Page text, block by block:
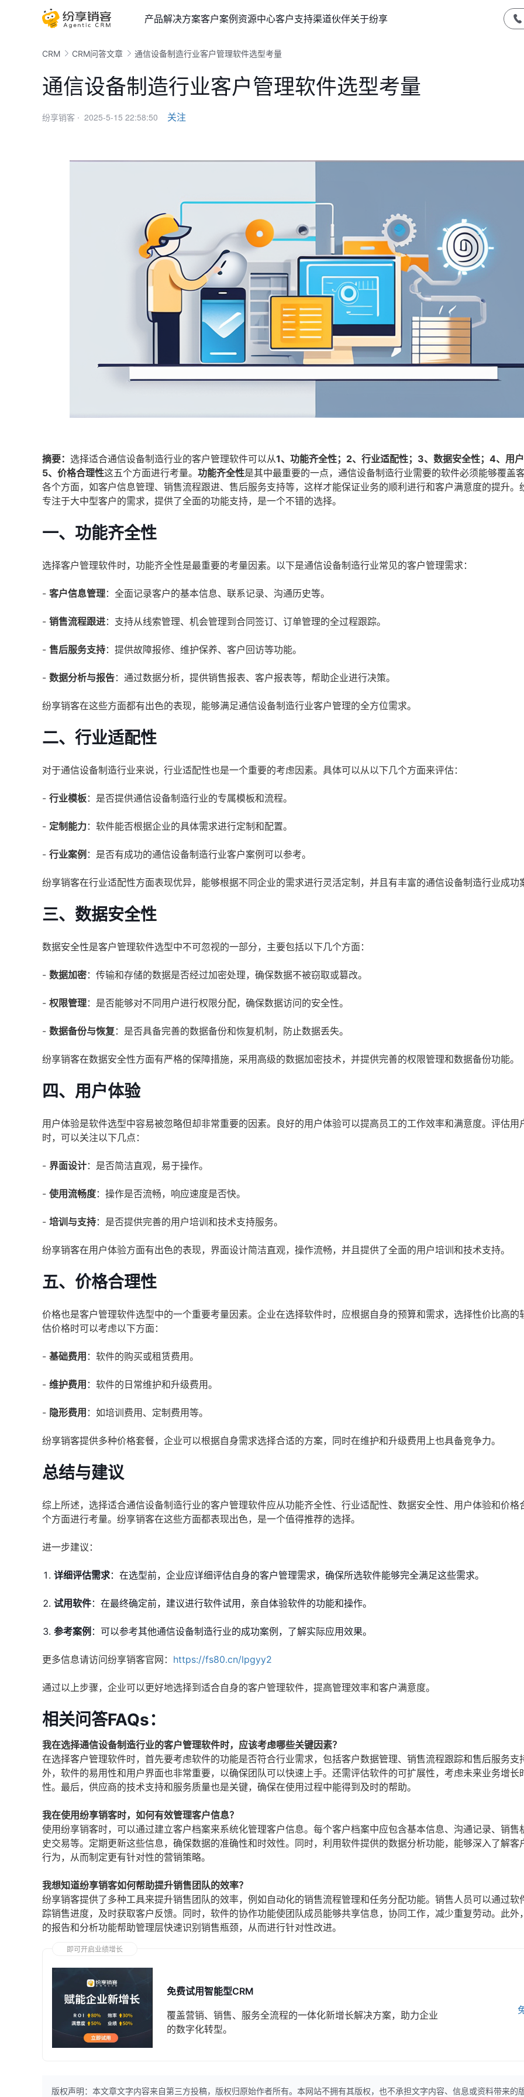
产品解决方案客户案例资源中心客户支持渠道伙伴关于纷享
CRM CRM问答文章 通信设备制造行业客户管理软件选型考量
通信设备制造行业客户管理软件选型考量
纷享销客 · 2025-5-15 22:58:50 关注
摘要： 选择适合通信设备制造行业的客户管理软件可以从1、功能齐全性；2、行业适配性；3、数据安全性；4、用户
5、价格合理性这五个方面进行考量。 功能齐全性是其中最重要的一点，通信设备制造行业需要的软件必须能够覆盖
各个方面，如客户信息管理、销售流程跟进、售后服务支持等，这样才能保证业务的顺利进行和客户满意度的提升。
专注于大中型客户的需求，提供了全面的功能支持，是一个不错的选择。
一、功能齐全性
选择客户管理软件时，功能齐全性是最重要的考量因素。以下是通信设备制造行业常见的客户管理需求：
- 客户信息管理：全面记录客户的基本信息、联系记录、沟通历史等。
- 销售流程跟进：支持从线索管理、机会管理到合同签订、订单管理的全过程跟踪。
- 售后服务支持：提供故障报修、维护保养、客户回访等功能。
- 数据分析与报告：通过数据分析，提供销售报表、客户报表等，帮助企业进行决策。
纷享销客在这些方面都有出色的表现，能够满足通信设备制造行业客户管理的全方位需求。
二、行业适配性
对于通信设备制造行业来说，行业适配性也是一个重要的考虑因素。具体可以从以下几个方面来评估：
- 行业模板：是否提供通信设备制造行业的专属模板和流程。
- 定制能力：软件能否根据企业的具体需求进行定制和配置。
- 行业案例 ：是否有成功的通信设备制造行业客户案例可以参考。
纷享销客在行业适配性方面表现优异，能够根据不同企业的需求进行灵活定制，并且有丰富的通信设备制造行业成功
三、数据安全性
数据安全性是客户管理软件选型中不可忽视的一部分，主要包括以下几个方面：
- 数据加密：传输和存储的数据是否经过加密处理，确保数据不被窃取或篡改。
- 权限管理：是否能够对不同用户进行权限分配，确保数据访问的安全性。
- 数据备份与恢复 ：是否具备完善的数据备份和恢复机制，防止数据丢失。
纷享销客在数据安全性方面有严格的保障措施，采用高级的数据加密技术，并提供完善的权限管理和数据备份功能。
四、用户体验
用户体验是软件选型中容易被忽略但却非常重要的因素。良好的用户体验可以提高员工的工作效率和满意度。评估用
时，可以关注以下几点：
- 界面设计：是否简洁直观，易于操作。
- 使用流畅度：操作是否流畅，响应速度是否快。
- 培训与支持：是否提供完善的用户培训和技术支持服务。
纷享销客在用户体验方面有出色的表现，界面设计简洁直观，操作流畅，并且提供了全面的用户培训和技术支持。
五、价格合理性
价格也是客户管理软件选型中的一个重要考量因素。企业在选择软件时，应根据自身的预算和需求，选择性价比高的
估价格时可以考虑以下方面：
- 基础费用 ：软件的购买或租赁费用。
- 维护费用 ：软件的日常维护和升级费用。
- 隐形费用 ：如培训费用、定制费用等。
纷享销客提供多种价格套餐，企业可以根据自身需求选择合适的方案，同时在维护和升级费用上也具备竞争力。
总结与建议
综上所述，选择适合通信设备制造行业的客户管理软件应从功能齐全性、行业适配性、数据安全性、用户体验和价格
个方面进行考量。纷享销客在这些方面都表现出色，是一个值得推荐的选择。
进一步建议：
详细评估需求：在选型前，企业应详细评估自身的客户管理需求，确保所选软件能够完全满足这些需求。
试用软件：在最终确定前，建议进行软件试用，亲自体验软件的功能和操作。
参考案例 ：可以参考其他通信设备制造行业的成功案例，了解实际应用效果。
更多信息请访问纷享销客官网： https://fs80.cn/lpgyy2
通过以上步骤，企业可以更好地选择到适合自身的客户管理软件，提高管理效率和客户满意度。
相关问答FAQs：
我在选择通信设备制造行业的客户管理软件时，应该考虑哪些关键因素？
在选择客户管理软件时，首先要考虑软件的功能是否符合行业需求，包括客户数据管理、销售流程跟踪和售后服务支
外，软件的易用性和用户界面也非常重要，以确保团队可以快速上手。还需评估软件的可扩展性，考虑未来业务增长
性。最后，供应商的技术支持和服务质量也是关键，确保在使用过程中能得到及时的帮助。
我在使用纷享销客时，如何有效管理客户信息？
使用纷享销客时，可以通过建立客户档案来系统化管理客户信息。每个客户档案中应包含基本信息、沟通记录、销售
史交易等。定期更新这些信息，确保数据的准确性和时效性。同时，利用软件提供的数据分析功能，能够深入了解客
行为，从而制定更有针对性的营销策略。
我想知道纷享销客如何帮助提升销售团队的效率？
纷享销客提供了多种工具来提升销售团队的效率，例如自动化的销售流程管理和任务分配功能。销售人员可以通过软
踪销售进度，及时获取客户反馈。同时，软件的协作功能使团队成员能够共享信息，协同工作，减少重复劳动。此外
的报告和分析功能帮助管理层快速识别销售瓶颈，从而进行针对性改进。
即可开启业绩增长
免费试用智能型CRM
覆盖营销、销售、服务全流程的一体化新增长解决方案，助力企业
的数字化转型。
版权声明：本文章文字内容来自第三方投稿，版权归原始作者所有。本网站不拥有其版权，也不承担文字内容、信息或资料带来的